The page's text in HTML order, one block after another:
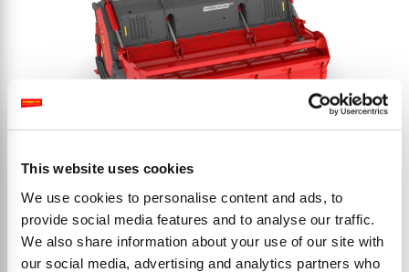
This website uses cookies
We use cookies to personalise content and ads, to
provide social media features and to analyse our traffic.
We also share information about your use of our site with
our social media, advertising and analytics partners who
STARSOIL
Универсальные лесохозяйственные
мульчеры и дробилки камней для тракторов